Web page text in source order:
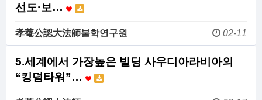
선도·보…
孝菴公認大法師불학연구원 02-11
5.세계에서 가장높은 빌딩 사우디아라비아의
“킹덤타워”…